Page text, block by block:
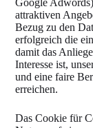
Google
attraktiven
Bezug zu den
erfolgreich die
damit das
Interesse ist,
und eine faire
erreichen.
Das Cookie für